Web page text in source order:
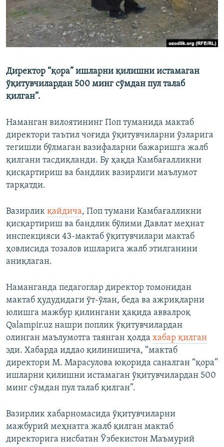
Директор “қора” ишларни қилишни истамаган
ўқитувчилардан 500 минг сўмдан пул талаб
қилган”.
Наманган вилоятининг Поп туманида мактаб
директори таътил чоғида ўқитувчиларни ўзларига
тегишли бўлмаган вазифаларни бажаришга жалб
қилгани тасдиқланди. Бу ҳақда Камбағалликни
қисқартириш ва бандлик вазирлиги маълумот
тарқатди.
Вазирлик қайдича, Поп тумани Камбағалликни
қисқартириш ва бандлик бўлими Давлат меҳнат
инспекцияси 43-мактаб ўқитувчилари мактаб
ҳовлисида тозалов ишларига жалб этилганини
аниқлаган.
Наманганда педагоглар директор томонидан
мактаб ҳудудидаги ўт-ўлан, беда ва ажриқларни
юлишга мажбур қилингани ҳақида аввалроқ
Qalampir.uz нашри поплик ўқитувчилардан
олинган маълумотга таянган ҳолда хабар қилган
эди. Хабарда иддао қилинишича, “мактаб
директори М. Марасулова юқорида саналган “қора”
ишларни қилишни истамаган ўқитувчилардан 500
минг сўмдан пул талаб қилган”.
Вазирлик хабарномасида ўқитувчиларни
мажбурий меҳнатга жалб қилган мактаб
директорига нисбатан Ўзбекистон Маъмурий